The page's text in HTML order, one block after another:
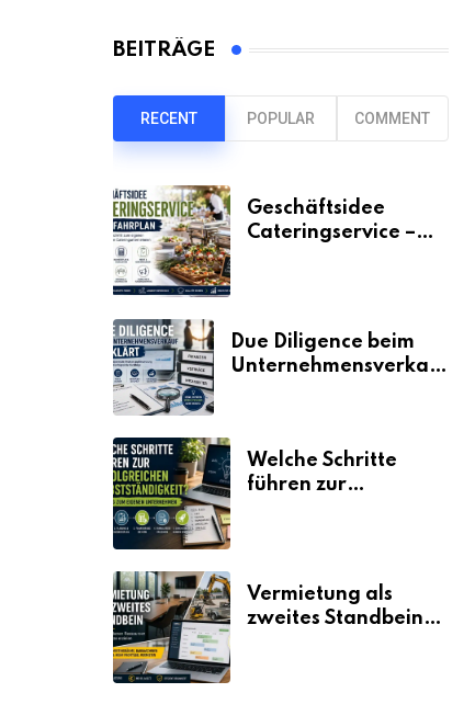
BEITRÄGE
RECENT POPULAR COMMENT
Geschäftsidee
Cateringservice –
Due Diligence beim
Unternehmensverkauf
Welche Schritte
führen zur
Vermietung als
zweites Standbein: